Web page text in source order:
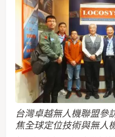
台灣卓越無人機聯盟參
焦全球定位技術與無人